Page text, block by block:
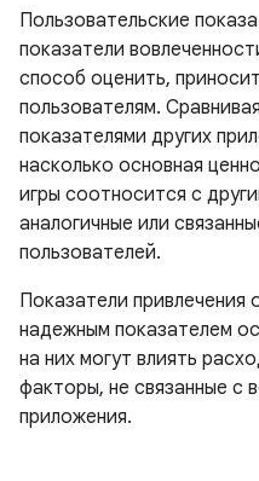
Пользовательские
показатели
способ оценить,
пользователям.
показателями других
насколько основная
игры соотносится с
аналогичные или
пользователей.
Показатели привлечения
надежным показателем
на них могут влиять
факторы, не связанные с
приложения.